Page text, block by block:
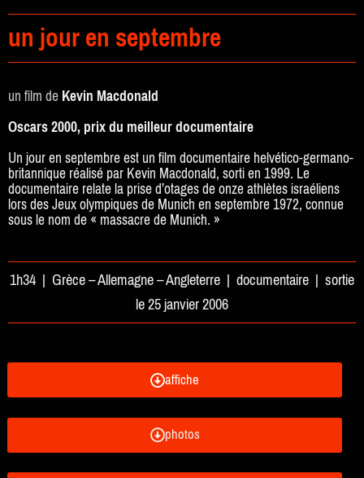
un jour en septembre
un film deKevin Macdonald
Oscars 2000, prix du meilleur documentaire
Un jour en septembre est un film documentaire helvético-germano-
britannique réalisé par Kevin Macdonald, sorti en 1999. Le
documentaire relate la prise d’otages de onze athlètes israéliens
lors des Jeux olympiques de Munich en septembre 1972, connue
sous le nom de « massacre de Munich. »
1h34 | Grèce – Allemagne – Angleterre | documentaire | sortie
le 25 janvier 2006
affiche
photos